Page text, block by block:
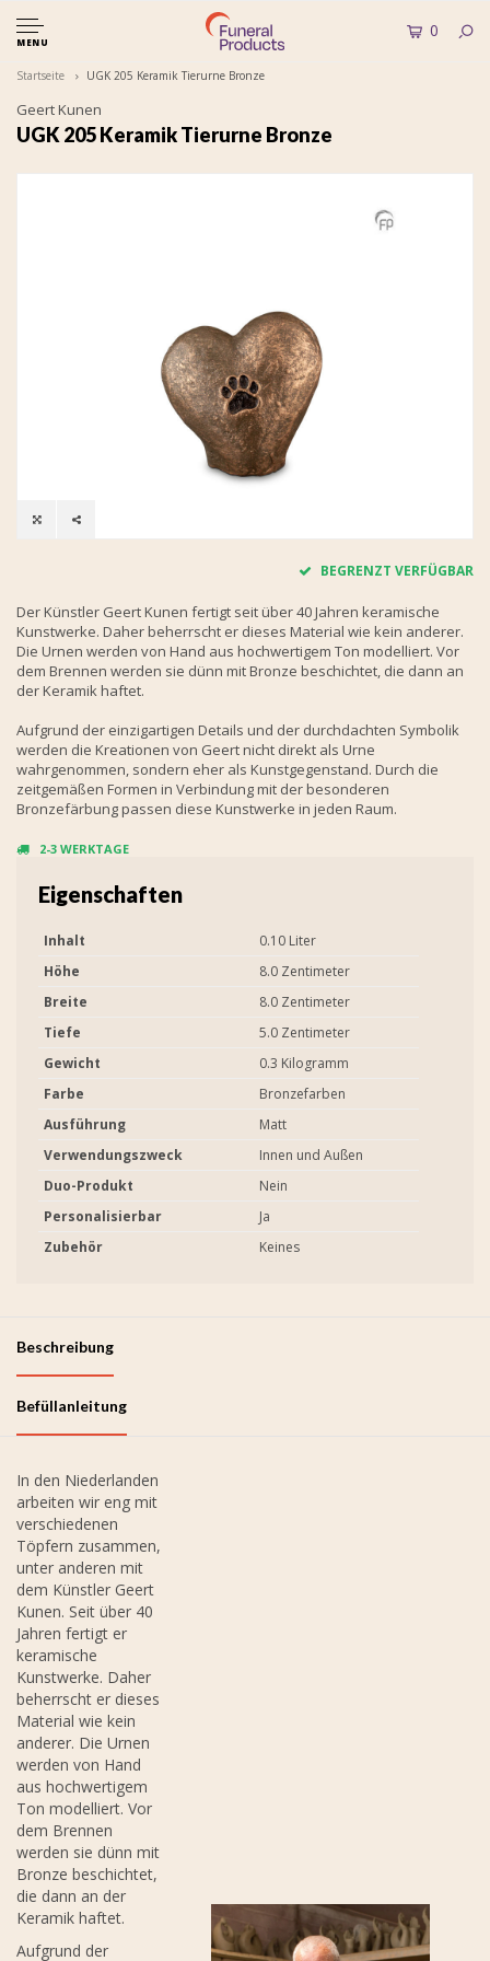
MENU
0
Startseite UGK 205 Keramik Tierurne Bronze
Geert Kunen
UGK 205 Keramik Tierurne Bronze
BEGRENZT VERFÜGBAR
Der Künstler Geert Kunen fertigt seit über 40 Jahren keramische
Kunstwerke. Daher beherrscht er dieses Material wie kein anderer.
Die Urnen werden von Hand aus hochwertigem Ton modelliert. Vor
dem Brennen werden sie dünn mit Bronze beschichtet, die dann an
der Keramik haftet.
Aufgrund der einzigartigen Details und der durchdachten Symbolik
werden die Kreationen von Geert nicht direkt als Urne
wahrgenommen, sondern eher als Kunstgegenstand. Durch die
zeitgemäßen Formen in Verbindung mit der besonderen
Bronzefärbung passen diese Kunstwerke in jeden Raum.
2-3 WERKTAGE
Eigenschaften
Inhalt
0.10 Liter
Höhe
8.0 Zentimeter
Breite
8.0 Zentimeter
Tiefe
5.0 Zentimeter
Gewicht
0.3 Kilogramm
Farbe
Bronzefarben
Ausführung
Matt
Verwendungszweck
Innen und Außen
Duo-Produkt
Nein
Personalisierbar
Ja
Zubehör
Keines
Beschreibung
Befüllanleitung
In den Niederlanden
arbeiten wir eng mit
verschiedenen
Töpfern zusammen,
unter anderen mit
dem Künstler Geert
Kunen. Seit über 40
Jahren fertigt er
keramische
Kunstwerke. Daher
beherrscht er dieses
Material wie kein
anderer. Die Urnen
werden von Hand
aus hochwertigem
Ton modelliert. Vor
dem Brennen
werden sie dünn mit
Bronze beschichtet,
die dann an der
Keramik haftet.
Aufgrund der